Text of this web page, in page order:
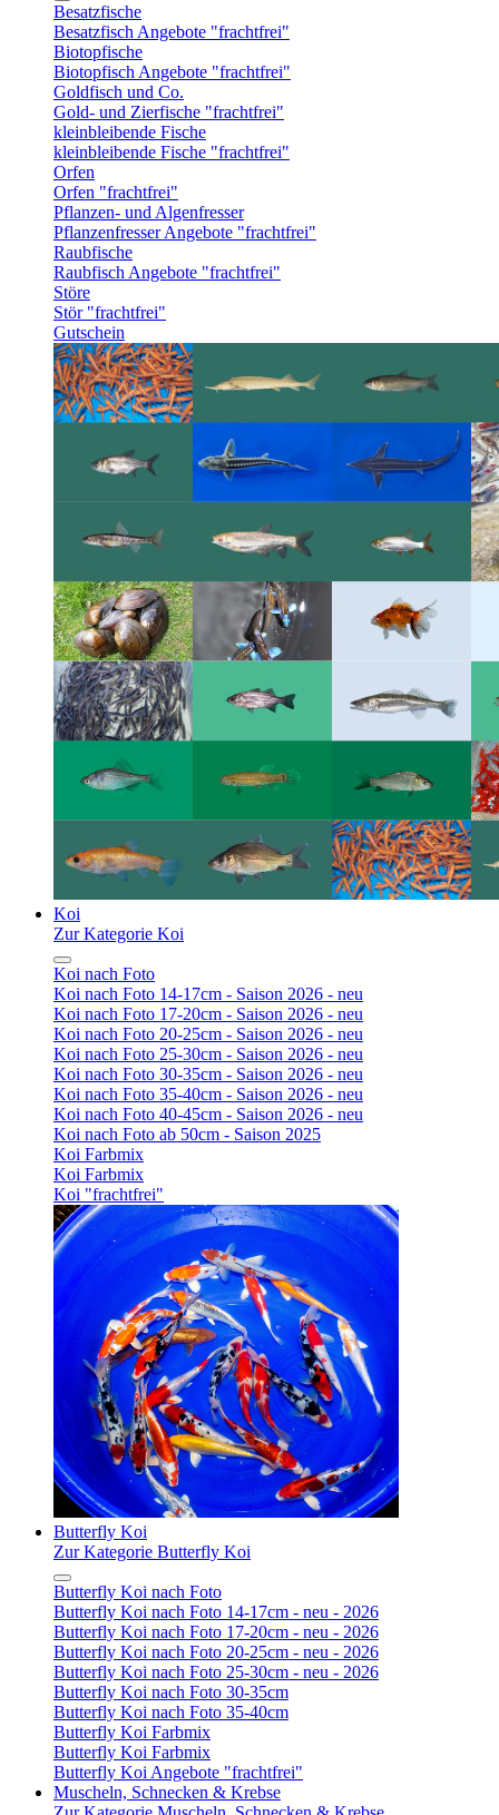
Besatzfische
Besatzfisch Angebote "frachtfrei"
Biotopfische
Biotopfisch Angebote "frachtfrei"
Goldfisch und Co.
Gold- und Zierfische "frachtfrei"
kleinbleibende Fische
kleinbleibende Fische "frachtfrei"
Orfen
Orfen "frachtfrei"
Pflanzen- und Algenfresser
Pflanzenfresser Angebote "frachtfrei"
Raubfische
Raubfisch Angebote "frachtfrei"
Störe
Stör "frachtfrei"
Gutschein
Koi
Zur Kategorie Koi
Koi nach Foto
Koi nach Foto 14-17cm - Saison 2026 - neu
Koi nach Foto 17-20cm - Saison 2026 - neu
Koi nach Foto 20-25cm - Saison 2026 - neu
Koi nach Foto 25-30cm - Saison 2026 - neu
Koi nach Foto 30-35cm - Saison 2026 - neu
Koi nach Foto 35-40cm - Saison 2026 - neu
Koi nach Foto 40-45cm - Saison 2026 - neu
Koi nach Foto ab 50cm - Saison 2025
Koi Farbmix
Koi Farbmix
Koi "frachtfrei"
Butterfly Koi
Zur Kategorie Butterfly Koi
Butterfly Koi nach Foto
Butterfly Koi nach Foto 14-17cm - neu - 2026
Butterfly Koi nach Foto 17-20cm - neu - 2026
Butterfly Koi nach Foto 20-25cm - neu - 2026
Butterfly Koi nach Foto 25-30cm - neu - 2026
Butterfly Koi nach Foto 30-35cm
Butterfly Koi nach Foto 35-40cm
Butterfly Koi Farbmix
Butterfly Koi Farbmix
Butterfly Koi Angebote "frachtfrei"
Muscheln, Schnecken & Krebse